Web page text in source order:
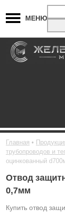
МЕНЮ
Главная
трубопроводов и
оцинкованный
Отвод
0,7мм
Купить отвод